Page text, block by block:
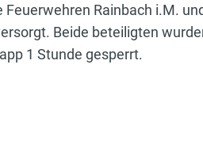
Rainbach i.M.
Beide beteiligten
1 Stunde gesperrt.